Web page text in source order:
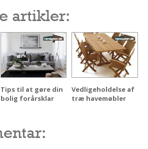
artikler:
Tips til at gøre din
bolig forårsklar
Vedligeholdelse af
træ havemøbler